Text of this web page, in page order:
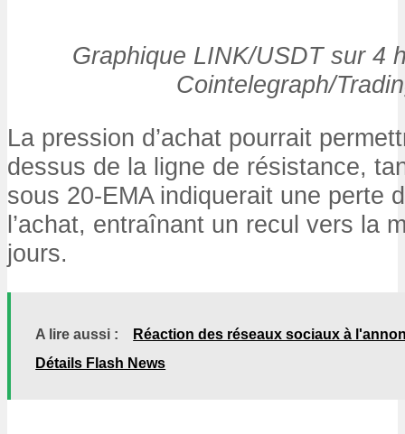
Graphique LINK/USDT sur 4
Cointelegraph/
La pression d’achat pourrait
dessus de la ligne de résistance,
sous 20-EMA indiquerait une perte
l’achat, entraînant un recul vers la
jours.
A lire aussi :
Réaction des réseaux sociaux à
Détails Flash News